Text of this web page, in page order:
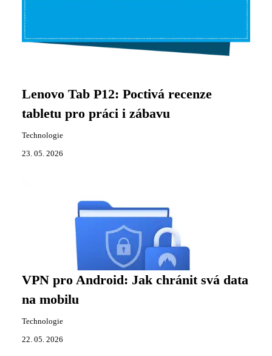
Lenovo Tab P12: Poctivá recenze
tabletu pro práci i zábavu
Technologie
23. 05. 2026
VPN pro Android: Jak chránit svá data
na mobilu
Technologie
22. 05. 2026